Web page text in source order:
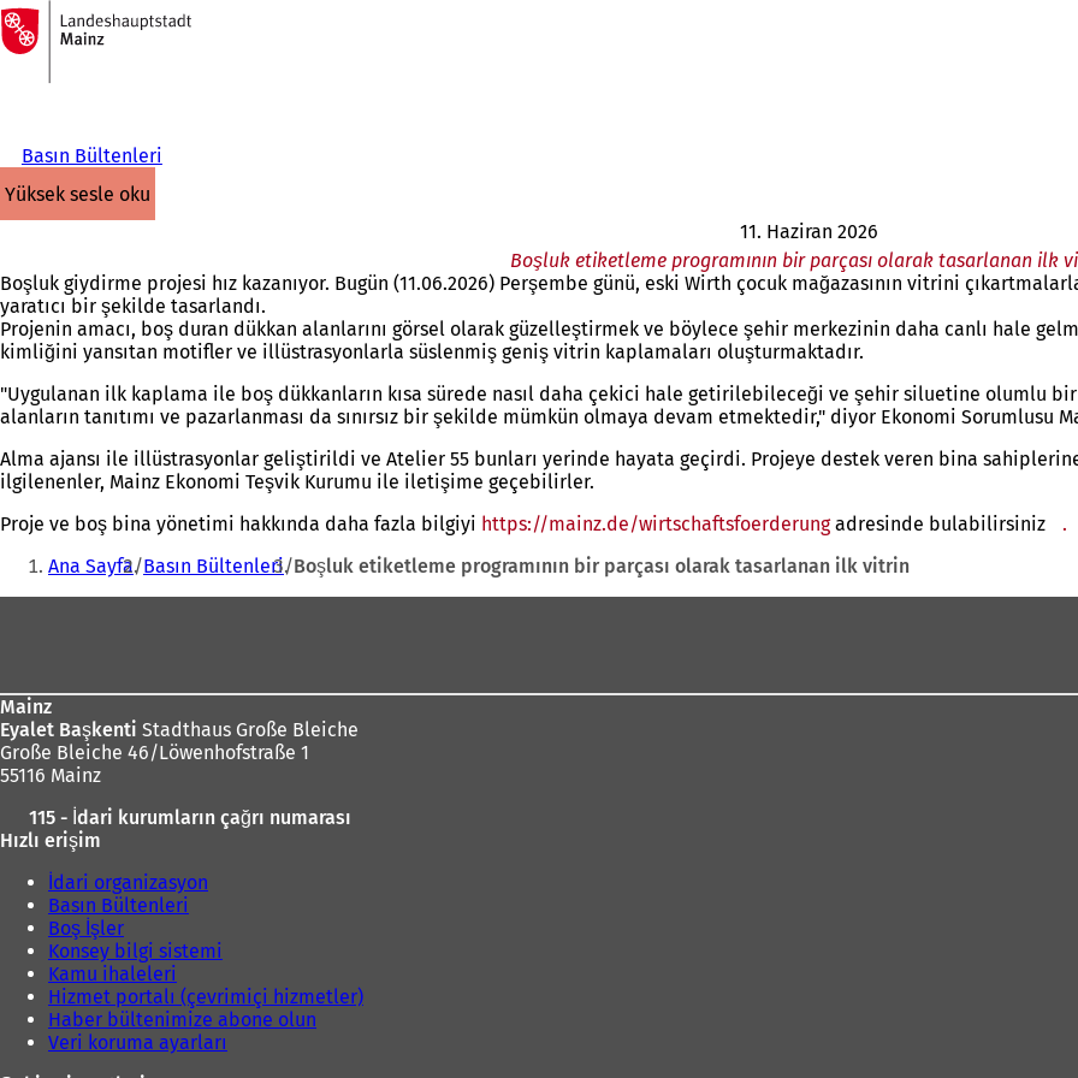
İçeriğe atla
Ana
sayfaya
Basın Bültenleri
yüksek sesle oku
11. Haziran 2026
Boşluk etiketleme programının bir parçası olarak tasarlanan ilk
Boşluk giydirme projesi hız kazanıyor. Bugün (11.06.2026) Perşembe günü, eski Wirth çocuk mağazasının vitrini
yaratıcı bir şekilde tasarlandı.
Projenin amacı, boş duran dükkan alanlarını görsel olarak güzelleştirmek ve böylece şehir merkezinin daha canlı hale
kimliğini yansıtan motifler ve illüstrasyonlarla süslenmiş geniş vitrin kaplamaları oluşturmaktadır.
"Uygulanan ilk kaplama ile boş dükkanların kısa sürede nasıl daha çekici hale getirilebileceği ve şehir siluetine olumlu
alanların tanıtımı ve pazarlanması da sınırsız bir şekilde mümkün olmaya devam etmektedir," diyor Ekonomi Sorumlusu
Alma ajansı ile illüstrasyonlar geliştirildi ve Atelier 55 bunları yerinde hayata geçirdi. Projeye destek veren bina
ilgilenenler, Mainz Ekonomi Teşvik Kurumu ile iletişime geçebilirler.
Proje ve boş bina yönetimi hakkında daha fazla bilgiyi https://mainz.de/wirtschaftsfoerderungadresinde bulabilirsiniz .
Buradasınız:
Ana Sayfa Basın Bültenleri Boşluk etiketleme programının bir parçası olarak tasarlanan ilk vitrin
Mainz
Eyalet Başkenti Stadthaus Große Bleiche
Große Bleiche 46/Löwenhofstraße 1
55116 Mainz
115 - İdari kurumların çağrı numarası
Hızlı erişim
İdari organizasyon
Basın Bültenleri
Boş İşler
Konsey bilgi sistemi
Kamu ihaleleri
Hizmet portalı (çevrimiçi hizmetler)
Haber bültenimize abone olun
Veri koruma ayarları